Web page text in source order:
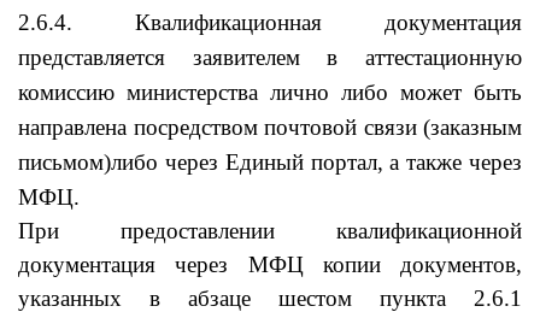
2.6.4. Квалификационная документация
представляется заявителем в аттестационную
комиссию министерства лично либо может быть
направлена посредством почтовой связи (заказным
письмом)либо через Единый портал, а также через
МФЦ.
При предоставлении квалификационной
документация через МФЦ копии документов,
указанных в абзаце шестом пункта 2.6.1